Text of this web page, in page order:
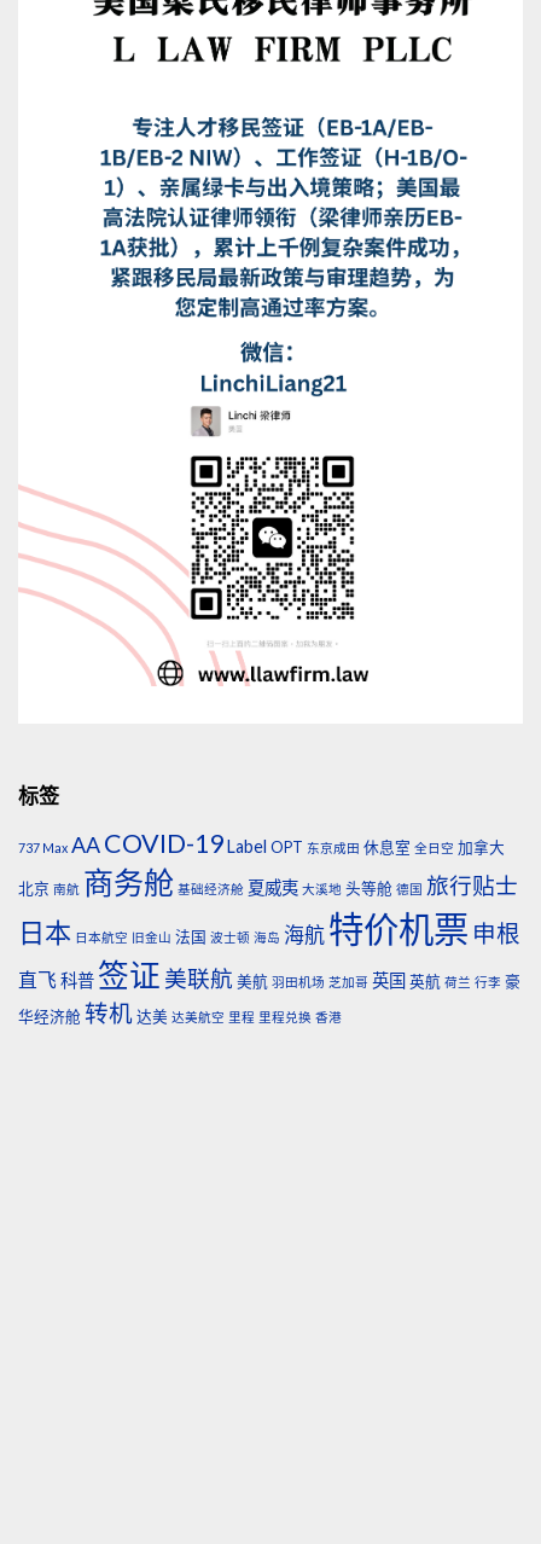
标签
737 Max AACOVID-19Label OPT 东京成田 休息室 全日空 加拿大
北京 南航 商务舱 基础经济舱 夏威夷 大溪地 头等舱 德国 旅行贴士
日本 日本航空 旧金山 法国 波士顿 海岛 海航特价机票 申根
直飞 科普 签证 美联航 美航 羽田机场 芝加哥 英国 英航 荷兰 行李 豪
华经济舱 转机达美 达美航空 里程 里程兑换 香港